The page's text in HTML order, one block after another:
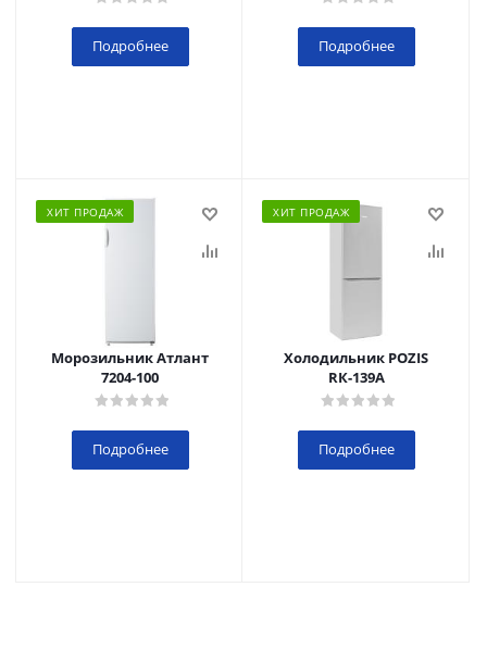
Подробнее Подробнее
ХИТ ПРОДАЖ
Морозильник Атлант
7204-100
Подробнее
ХИТ ПРОДАЖ
Холодильник POZIS
RК-139А
Подробнее